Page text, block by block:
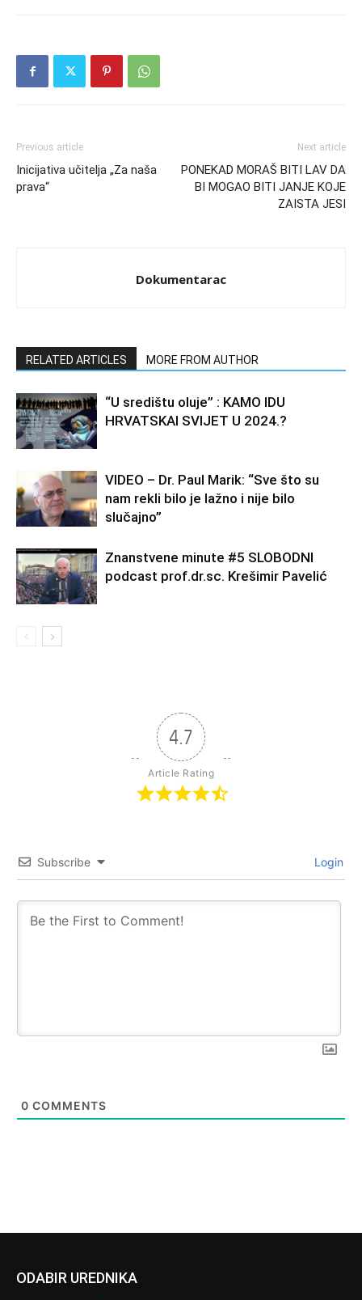
Previous article
Inicijativa učitelja „Za naša
prava“
Next article
PONEKAD MORAŠ BITI LAV DA
BI MOGAO BITI JANJE KOJE
ZAISTA JESI
Dokumentarac
RELATED ARTICLES MORE FROM AUTHOR
“U središtu oluje” : KAMO IDU
HRVATSKAI SVIJET U 2024.?
VIDEO – Dr. Paul Marik: “Sve što su
nam rekli bilo je lažno i nije bilo
slučajno”
Znanstvene minute #5 SLOBODNI
podcast prof.dr.sc. Krešimir Pavelić
4.7
Article Rating
Subscribe Login
0 COMMENTS
ODABIR UREDNIKA